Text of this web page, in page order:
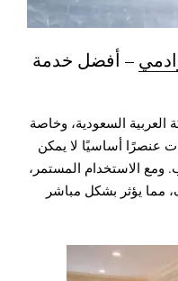
– أفضل خدمة
العربية السعودية، وخاصة
عنصرًا أساسيًا لا يمكن
ومع الاستخدام المستمر،
مما يؤثر بشكل مباشر